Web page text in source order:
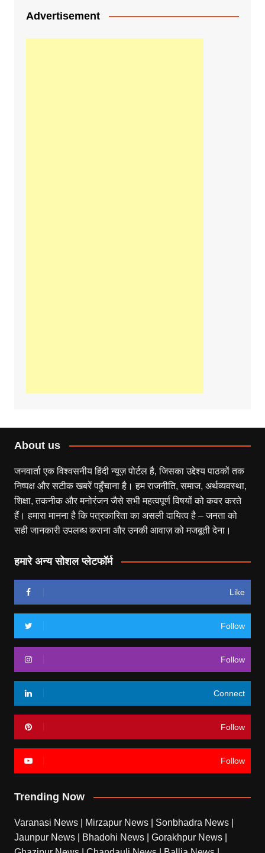
Advertisement
About us
जनवार्ता एक विश्वसनीय हिंदी न्यूज़ पोर्टल है, जिसका उद्देश्य पाठकों तक
निष्पक्ष और सटीक खबरें पहुँचाना है। हम राजनीति, समाज, अर्थव्यवस्था,
शिक्षा, तकनीक और मनोरंजन जैसे सभी महत्वपूर्ण विषयों को कवर करते
हैं। हमारा मानना है कि पत्रकारिता का असली दायित्व है – जनता को
सही जानकारी उपलब्ध कराना और उनकी आवाज़ को मजबूती देना।
हमारे अन्य सोशल प्लेटफॉर्म
Like
Follow
Follow
Connect
Follow
Follow
Trending Now
Varanasi News Mirzapur News Sonbhadra News
Jaunpur News
Bhadohi News Gorakhpur News